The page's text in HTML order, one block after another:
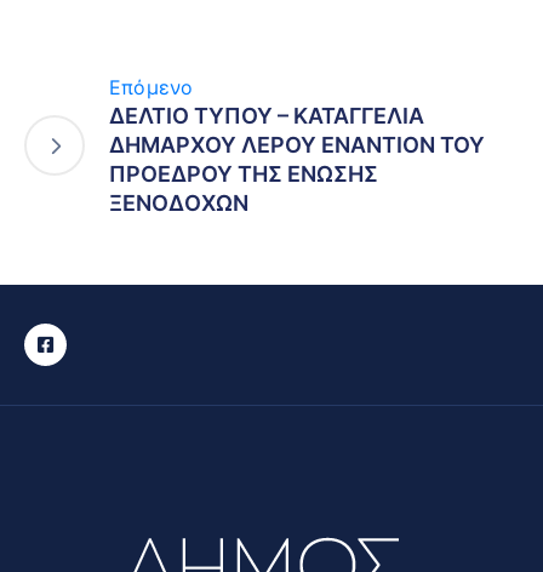
Επόμενο
ΔΕΛΤΙΟ ΤΥΠΟΥ – ΚΑΤΑΓΓΕΛΙΑ
ΔΗΜΑΡΧΟΥ ΛΕΡΟΥ ΕΝΑΝΤΙΟΝ ΤΟΥ
ΠΡΟΕΔΡΟΥ ΤΗΣ ΕΝΩΣΗΣ
ΞΕΝΟΔΟΧΩΝ